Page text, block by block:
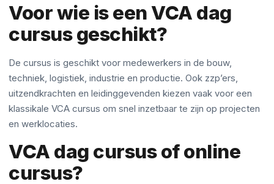
Voor wie is een VCA dag
cursus geschikt?
De cursus is geschikt voor medewerkers in de bouw,
techniek, logistiek, industrie en productie. Ook zzp’ers,
uitzendkrachten en leidinggevenden kiezen vaak voor een
klassikale VCA cursus om snel inzetbaar te zijn op projecten
en werklocaties.
VCA dag cursus of online
cursus?